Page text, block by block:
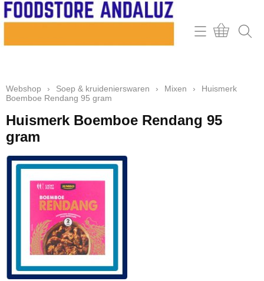
Home
Contact
Mijn account
Retour & klachten
Informatie
Webshop › Soep & kruidenierswaren › Mixen ›
Huismerk
Boemboe Rendang 95 gram
Huismerk Boemboe Rendang 95
gram